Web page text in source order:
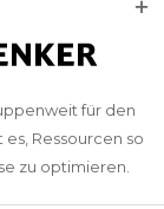
für den
Ressourcen so
zu optimieren.